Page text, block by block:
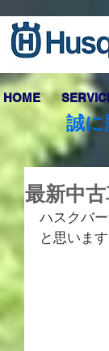
HOME
誠に
最新中
ハスクバ
と思います